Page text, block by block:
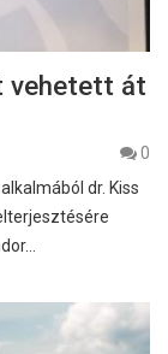
vehetett át
0
dr. Kiss